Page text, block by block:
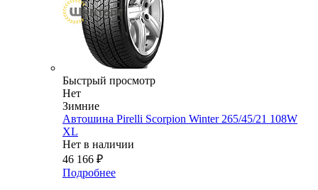
Быстрый просмотр
Нет
Зимние
Автошина Pirelli Scorpion Winter 265/45/21 108W
XL
Нет в наличии
46 166 ₽
Подробнее